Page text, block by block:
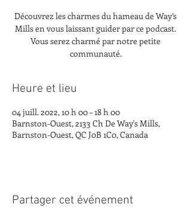
Découvrez les charmes du hameau de Way’s
Mills en vous laissant guider par ce podcast.
Vous serez charmé par notre petite
communauté.
Heure et lieu
04 juill. 2022, 10 h 00 – 18 h 00
Barnston-Ouest, 2133 Ch De Way's Mills,
Barnston-Ouest, QC J0B 1C0, Canada
Partager cet événement